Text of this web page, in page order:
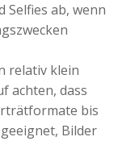
Selfies ab, wenn
relativ klein
achten, dass
bis
Bilder